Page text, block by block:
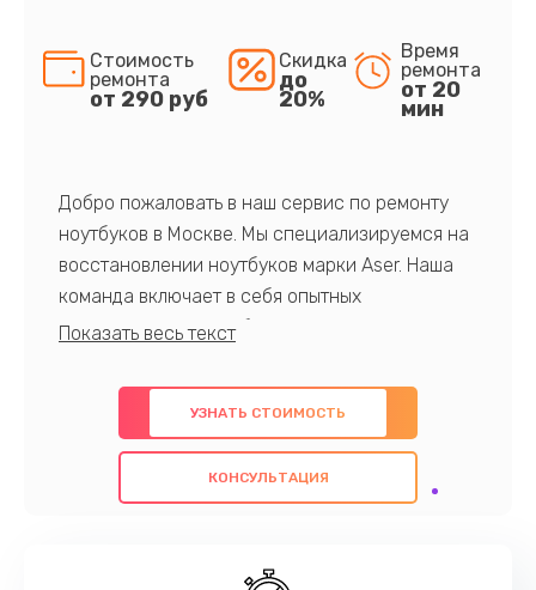
Стоимость
ремонта
от 290 руб
Скидка
до
20%
Время
ремонта
от 20
мин
Добро пожаловать в наш сервис по ремонту
ноутбуков в Москве. Мы специализируемся на
восстановлении ноутбуков марки Aser. Наша
команда включает в себя опытных
профессионалов с обширными знаниями и
предлагаем быстрый и качественный ремонт с
использованием оригинальных компонентов, а
также гарантируем качество всех
проведенных работ. Наша цель - предоставить
наилучшим образом. Не медлите записаться на
УЗНАТЬ СТОИМОСТЬ
КОНСУЛЬТАЦИЯ